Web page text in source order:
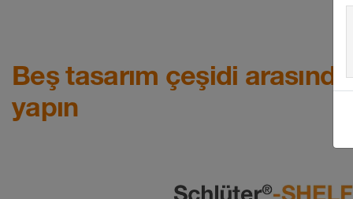
Beş tasarım çeşidi
yapın